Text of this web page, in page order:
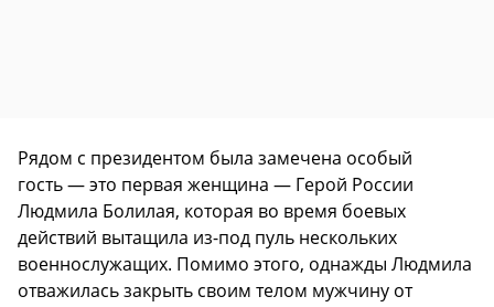
Рядом с президентом была замечена особый
гость — это первая женщина — Герой России
Людмила Болилая, которая во время боевых
действий вытащила из-под пуль нескольких
военнослужащих. Помимо этого, однажды Людмила
отважилась закрыть своим телом мужчину от